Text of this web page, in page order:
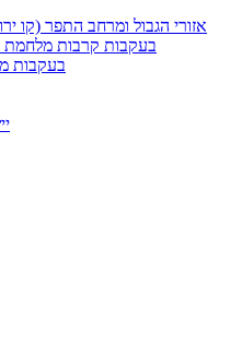
אזורי הגבול ומרחב התפר (קו
בעקבות קרבות מלחמת
בעקבות